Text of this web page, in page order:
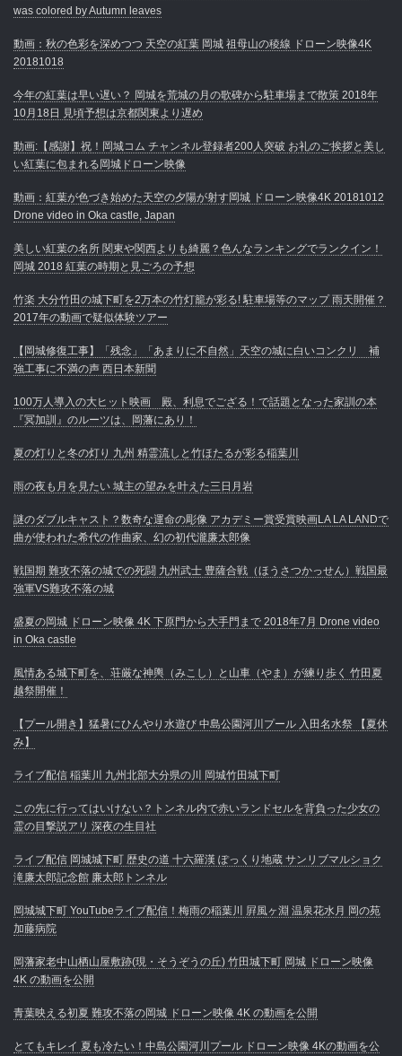
was colored by Autumn leaves
動画：秋の色彩を深めつつ 天空の紅葉 岡城 祖母山の稜線 ドローン映像4K
20181018
今年の紅葉は早い遅い？ 岡城を荒城の月の歌碑から駐車場まで散策 2018年
10月18日 見頃予想は京都関東より遅め
動画:【感謝】祝！岡城コム チャンネル登録者200人突破 お礼のご挨拶と美し
い紅葉に包まれる岡城ドローン映像
動画：紅葉が色づき始めた天空の夕陽が射す岡城 ドローン映像4K 20181012
Drone video in Oka castle, Japan
美しい紅葉の名所 関東や関西よりも綺麗？色んなランキングでランクイン！
岡城 2018 紅葉の時期と見ごろの予想
竹楽 大分竹田の城下町を2万本の竹灯籠が彩る! 駐車場等のマップ 雨天開催？
2017年の動画で疑似体験ツアー
【岡城修復工事】「残念」「あまりに不自然」天空の城に白いコンクリ 補
強工事に不満の声 西日本新聞
100万人導入の大ヒット映画 殿、利息でござる！で話題となった家訓の本
『冥加訓』のルーツは、岡藩にあり！
夏の灯りと冬の灯り 九州 精霊流しと竹ほたるが彩る稲葉川
雨の夜も月を見たい 城主の望みを叶えた三日月岩
謎のダブルキャスト？数奇な運命の彫像 アカデミー賞受賞映画LA LA LANDで
曲が使われた希代の作曲家、幻の初代瀧廉太郎像
戦国期 難攻不落の城での死闘 九州武士 豊薩合戦（ほうさつかっせん）戦国最
強軍VS難攻不落の城
盛夏の岡城 ドローン映像 4K 下原門から大手門まで 2018年7月 Drone video
in Oka castle
風情ある城下町を、荘厳な神輿（みこし）と山車（やま）が練り歩く 竹田夏
越祭開催！
【プール開き】猛暑にひんやり水遊び 中島公園河川プール 入田名水祭 【夏休
み】
ライブ配信 稲葉川 九州北部大分県の川 岡城竹田城下町
この先に行ってはいけない？トンネル内で赤いランドセルを背負った少女の
霊の目撃説アリ 深夜の生目社
ライブ配信 岡城城下町 歴史の道 十六羅漢 ぽっくり地蔵 サンリブマルショク
滝廉太郎記念館 廉太郎トンネル
岡城城下町 YouTubeライブ配信！梅雨の稲葉川 屛風ヶ淵 温泉花水月 岡の苑
加藤病院
岡藩家老中山栖山屋敷跡(現・そうぞうの丘) 竹田城下町 岡城 ドローン映像
4K の動画を公開
青葉映える初夏 難攻不落の岡城 ドローン映像 4K の動画を公開
とてもキレイ 夏も冷たい！中島公園河川プール ドローン映像 4Kの動画を公